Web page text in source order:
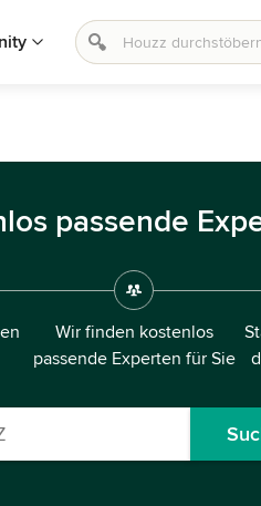
passende
Wir finden kostenlos
passende Experten für Sie